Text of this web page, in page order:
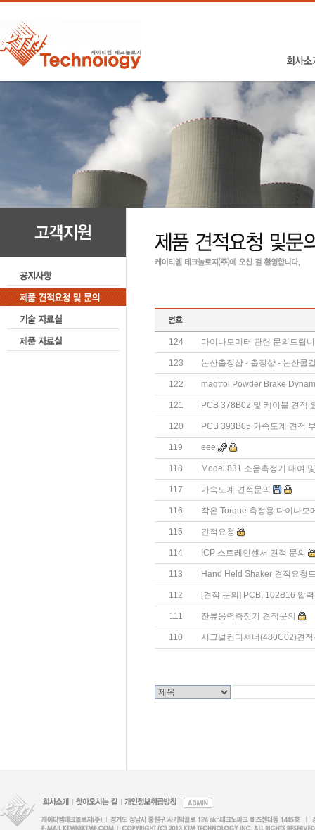
124 다이나모미터 관련 문의드립
123 논산출장샵 - 출장샵 - 논산콜
122 magtrol Powder Brake
121 PCB 378B02 및 케이블 견적
120 PCB 393B05 가속도계 견적
119 eee
118 Model 831 소음측정기 대여
117 가속도계 견적문의
116 작은 Torque 측정용 다이나
115 견적요청
114 ICP 스트레인센서 견적 문의
113 Hand Held Shaker 견적요청
112 [견적 문의] PCB, 102B16 압
111 잔류응력측정기 견적문의
110 시그널컨디셔너(480C02)견